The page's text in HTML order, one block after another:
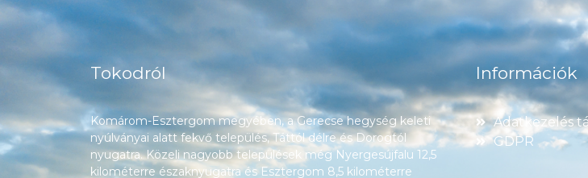
Tokodról
Komárom-Esztergom megyében, a Gerecse hegység keleti
nyúlványai alatt fekvő település, Táttól délre és Dorogtól
nyugatra. Közeli nagyobb települések még Nyergesújfalu 12,5
kilométerre északnyugatra és Esztergom 8,5 kilométerre
Információk
Adatkezelés
GDPR